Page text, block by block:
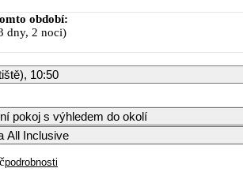
Říjen
PO ÚT ST ČT
období:
dny, 2 noci)
10:50
pokoj s výhledem do okolí
All Inclusive
podrobnosti